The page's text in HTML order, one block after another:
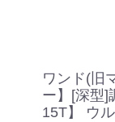
ワンド(旧
ー】[深型
15T】 ウ